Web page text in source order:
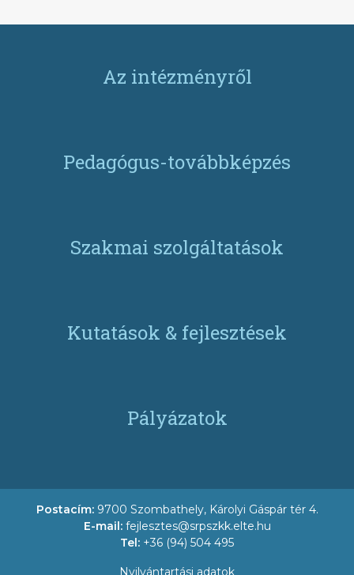
Az intézményről
Pedagógus-továbbképzés
Szakmai szolgáltatások
Kutatások & fejlesztések
Pályázatok
Postacím: 9700 Szombathely, Károlyi Gáspár tér 4.
E-mail: fejlesztes@srpszkk.elte.hu
Tel: +36 (94) 504 495
Nyilvántartási adatok